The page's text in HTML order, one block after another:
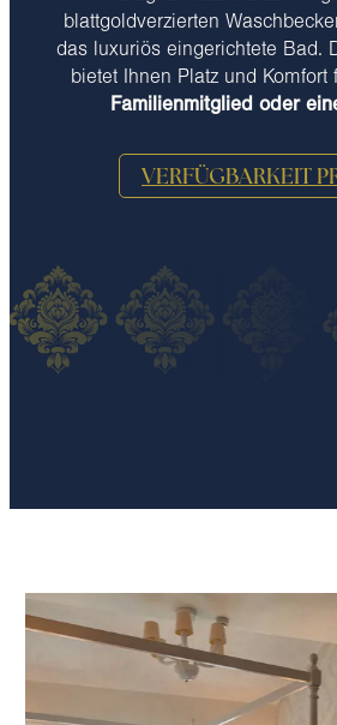
blattgoldverzierten
das luxuriös eingerichtete Bad.
bietet Ihnen Platz und Komfort
Familienmitglied oder
VERFÜGBARKEIT